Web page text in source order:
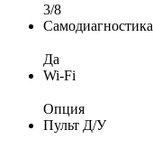
3/8
Самодиагностика
Да
Wi-Fi
Опция
Пульт Д/У